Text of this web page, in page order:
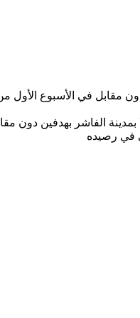
في الأسبوع الأول
الفاشر بهدفين دون
في رصيده